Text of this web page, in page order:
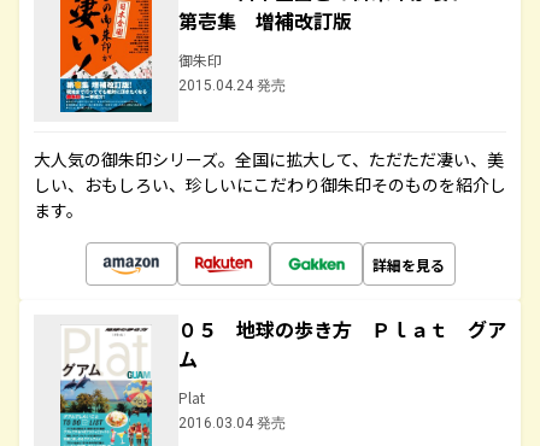
第壱集 増補改訂版
御朱印
2015.04.24 発売
大人気の御朱印シリーズ。全国に拡大して、ただただ凄い、美
しい、おもしろい、珍しいにこだわり御朱印そのものを紹介し
ます。
詳細を見る
０５ 地球の歩き方 Ｐｌａｔ グア
ム
Plat
2016.03.04 発売